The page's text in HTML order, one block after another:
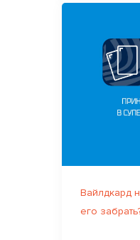
Вайлдкард
его